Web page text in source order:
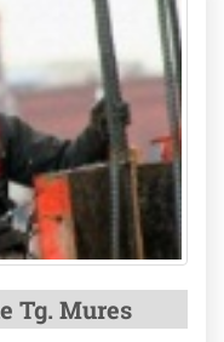
Tg. Mures